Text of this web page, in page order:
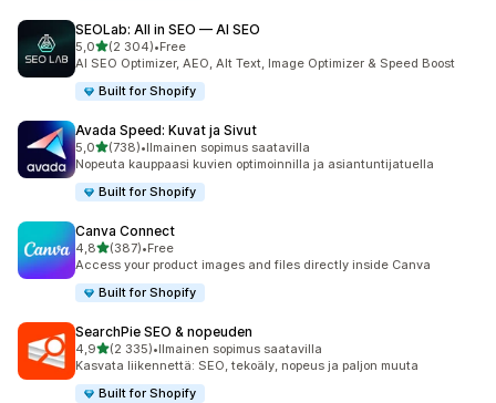
SEOLab: All in SEO — AI SEO
5,0/ 5 tähteä
(2 304)
2304 arvostelua yhteensä
•Free
AI SEO Optimizer, AEO, Alt Text, Image Optimizer & Speed Boost
Built for Shopify
Avada Speed: Kuvat ja Sivut
5,0/ 5 tähteä
(738)
738 arvostelua yhteensä
•Ilmainen sopimus saatavilla
Nopeuta kauppaasi kuvien optimoinnilla ja asiantuntijatuella
Built for Shopify
Canva Connect
4,8/ 5 tähteä
(387)
387 arvostelua yhteensä
•Free
Access your product images and files directly inside Canva
Built for Shopify
SearchPie SEO & nopeuden
4,9/ 5 tähteä
(2 335)
2335 arvostelua yhteensä
•Ilmainen sopimus saatavilla
Kasvata liikennettä: SEO, tekoäly, nopeus ja paljon muuta
Built for Shopify